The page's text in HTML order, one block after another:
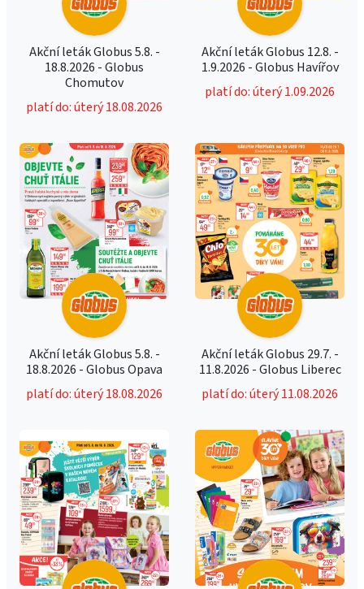
Akční leták Globus 5.8. -
18.8.2026 - Globus
Chomutov
platí do: úterý 18.08.2026
Akční leták Globus 12.8. -
1.9.2026 - Globus Havířov
platí do: úterý 1.09.2026
Akční leták Globus 5.8. -
18.8.2026 - Globus Opava
platí do: úterý 18.08.2026
Akční leták Globus 29.7. -
11.8.2026 - Globus Liberec
platí do: úterý 11.08.2026